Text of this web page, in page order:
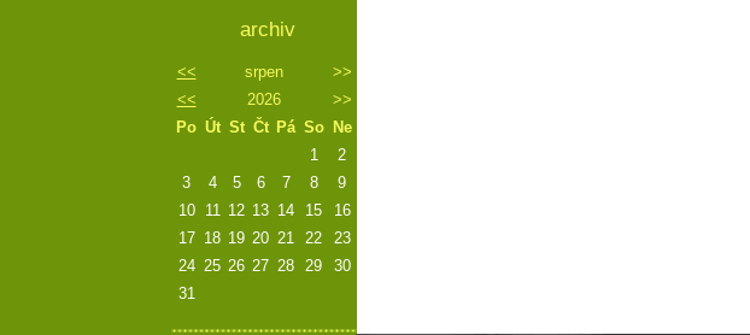
archiv
<< srpen
>>
<<
2026
>>
Po Út St Čt Pá So
Ne
1
2
3
4 5 6 7 8
9
10
11 12 13 14 15
16
17 18 19 20 21 22
23
24 25 26 27 28 29
30
31